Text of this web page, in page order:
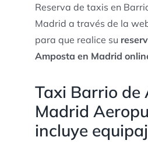
Reserva de taxis en
Madrid a través de la
para que realice su
Amposta en Madrid
Taxi Barrio de
Madrid
incluye